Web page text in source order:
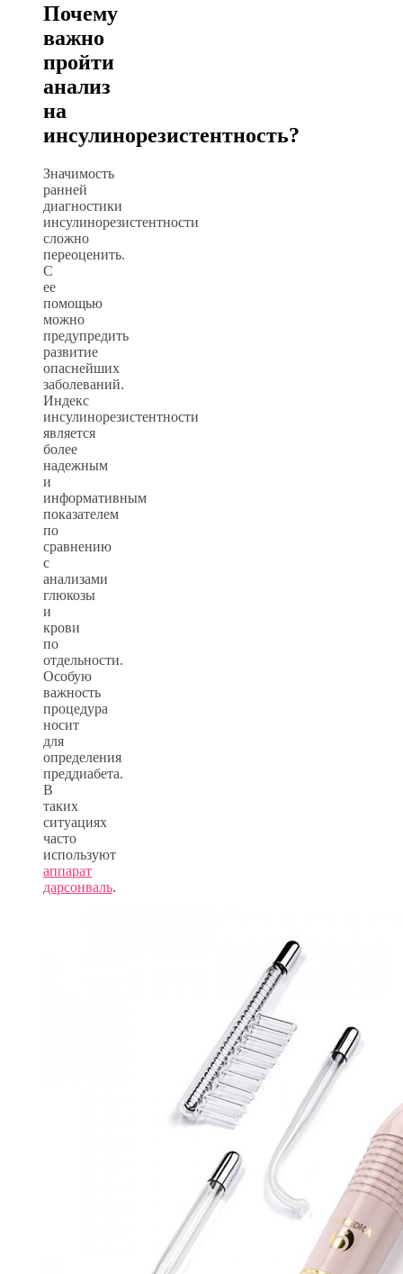
Почему
важно
пройти
анализ
на
инсулинорезистентность?
Значимость
ранней
диагностики
инсулинорезистентности
сложно
переоценить.
С
ее
помощью
можно
предупредить
развитие
опаснейших
заболеваний.
Индекс
инсулинорезистентности
является
более
надежным
и
информативным
показателем
по
сравнению
с
анализами
глюкозы
и
крови
по
отдельности.
Особую
важность
процедура
носит
для
определения
преддиабета.
В
таких
ситуациях
часто
используют
аппарат
дарсонваль.